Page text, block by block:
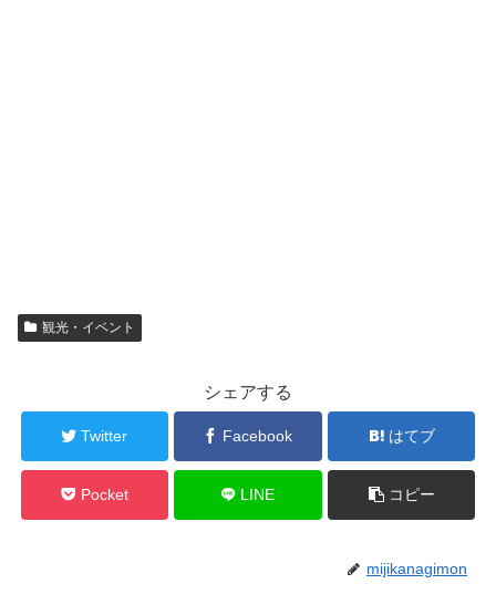
観光・イベント
シェアする
Twitter Facebook はてブ
Pocket LINE コピー
mijikanagimon